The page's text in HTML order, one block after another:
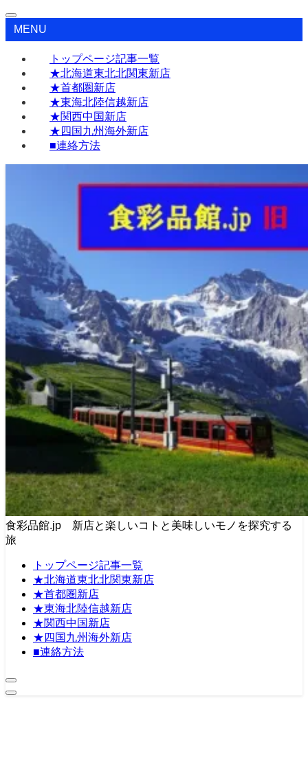
MENU
トップページ記事一覧
★北海道東北北関東新店
★首都圏新店
★東海北陸信越新店
★関西中国新店
★四国九州海外新店
■連絡方法
食彩品館.jp 新店と楽しいコトと美味しいモノを探究する
旅
トップページ記事一覧
★北海道東北北関東新店
★首都圏新店
★東海北陸信越新店
★関西中国新店
★四国九州海外新店
■連絡方法